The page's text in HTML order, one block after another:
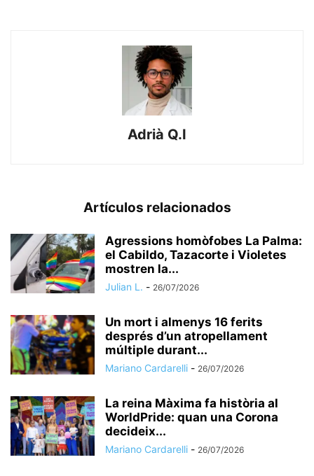
Adrià Q.I
Artículos relacionados
​Agressions homòfobes La Palma:
el Cabildo, Tazacorte i Violetes
mostren la...
Julian L. - 26/07/2026
Un mort i almenys 16 ferits
després d’un atropellament
múltiple durant...
Mariano Cardarelli - 26/07/2026
La reina Màxima fa història al
WorldPride: quan una Corona
decideix...
Mariano Cardarelli - 26/07/2026